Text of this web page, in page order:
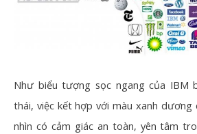
Như biểu tượng sọc ngang của IBM
thái, việc kết hợp với màu xanh dương
nhìn có cảm giác an toàn, yên tâm